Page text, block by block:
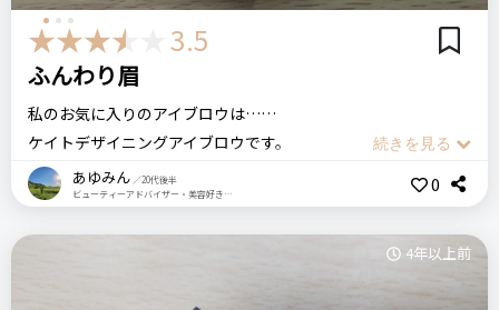
3.5
ふんわり眉
私のお気に入りのアイブロウは……
ケイトデザイニングアイブロウです。
これはこの3色でキレイな立体眉が自然に作れてしまうところ
です！
メイクで一番難しいのがアイブロウって言いますよね……
あゆみん ／20代後半
ビューティーアドバイザー・美容好き・日用品好き
0
4年以上前